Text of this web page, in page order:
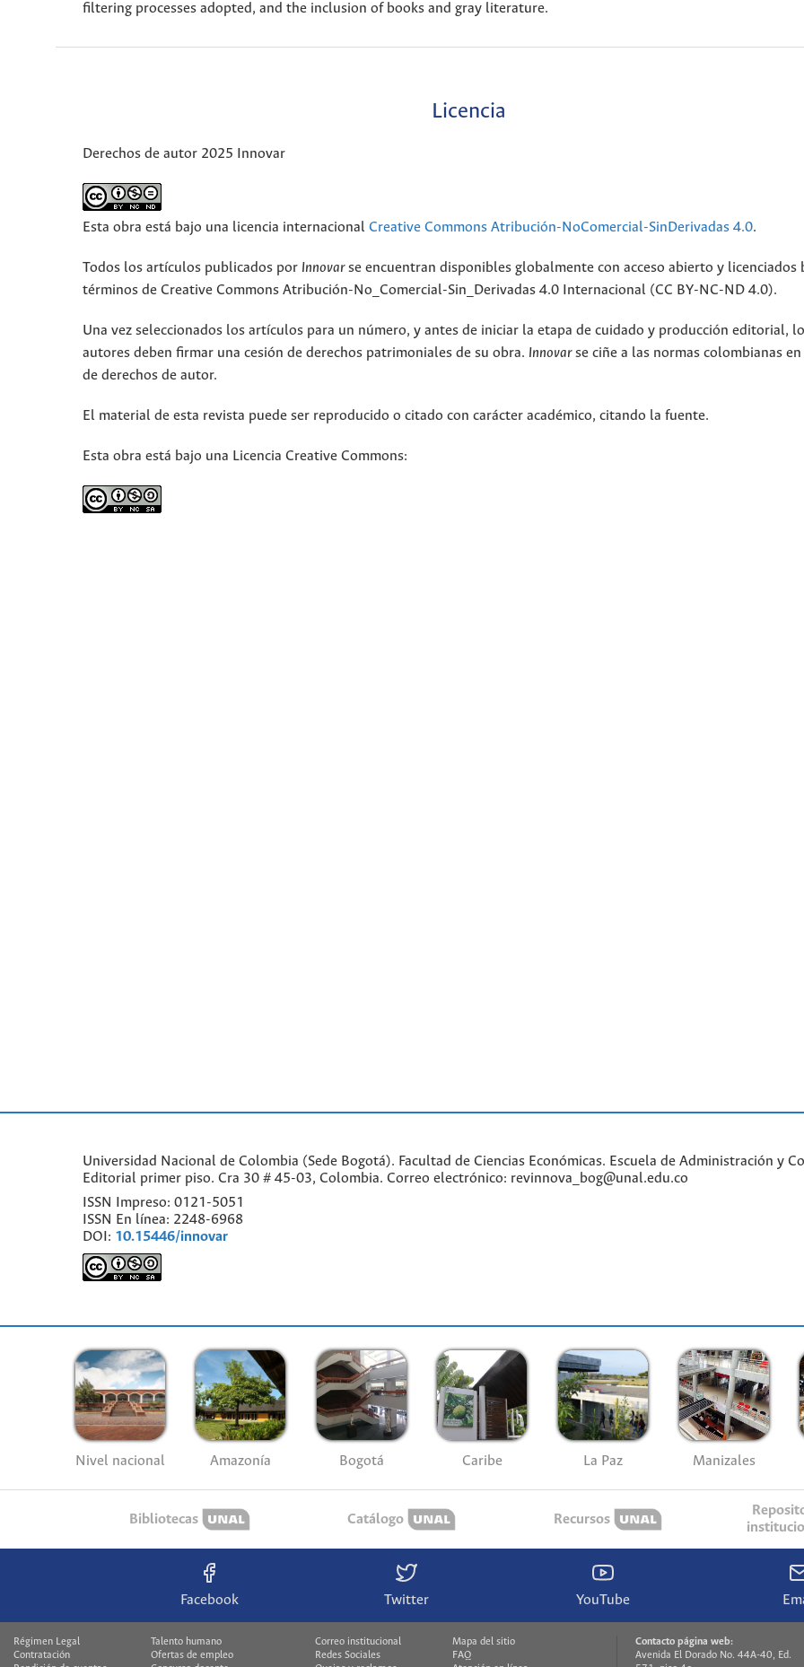
filtering processes adopted, and the inclusion of books and gray literature.
Licencia
Derechos de autor 2025 Innovar
Esta obra está bajo una licencia internacional Creative Commons Atribución-NoComercial-SinDerivadas 4.0.
Todos los artículos publicados por Innovarse encuentran disponibles globalmente con acceso abierto y licenciados
términos de Creative Commons Atribución-No_Comercial-Sin_Derivadas 4.0 Internacional (CC BY-NC-ND 4.0).
Una vez seleccionados los artículos para un número, y antes de iniciar la etapa de cuidado y producción editorial,
autores deben firmar una cesión de derechos patrimoniales de su obra. Innovarse ciñe a las normas colombianas
de derechos de autor.
El material de esta revista puede ser reproducido o citado con carácter académico, citando la fuente.
Esta obra está bajo una Licencia Creative Commons:
Universidad Nacional de Colombia (Sede Bogotá). Facultad de Ciencias Económicas. Escuela de Administración y
Editorial primer piso. Cra 30 # 45-03, Colombia. Correo electrónico: revinnova_bog@unal.edu.co
ISSN Impreso: 0121-5051
ISSN En línea: 2248-6968
DOI: 10.15446/innovar
Nivel nacional Amazonía Bogotá Caribe La Paz Manizales
Bibliotecas Catálogo Recursos
Facebook Twitter YouTube
Régimen Legal
Talento humano
Contratación
Ofertas de empleo
Correo institucional
Mapa del sitio
Redes Sociales
FAQ
Contacto página web:
Avenida El Dorado No. 44A-40, Ed.